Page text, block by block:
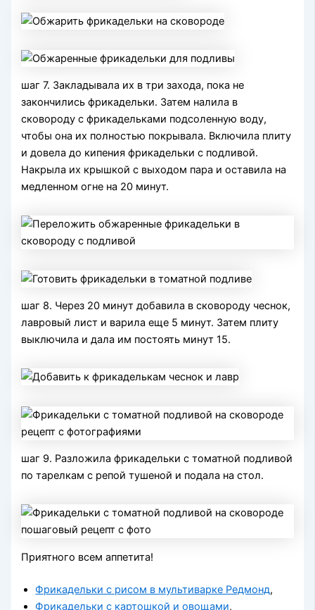
шаг 7. Закладывала их в три захода, пока не
закончились фрикадельки. Затем налила в
сковороду с фрикадельками подсоленную воду,
чтобы она их полностью покрывала. Включила плиту
и довела до кипения фрикадельки с подливой.
Накрыла их крышкой с выходом пара и оставила на
медленном огне на 20 минут.
шаг 8. Через 20 минут добавила в сковороду чеснок,
лавровый лист и варила еще 5 минут. Затем плиту
выключила и дала им постоять минут 15.
шаг 9. Разложила фрикадельки с томатной подливой
по тарелкам с репой тушеной и подала на стол.
Приятного всем аппетита!
Фрикадельки с рисом в мультиварке Редмонд,
Фрикадельки с картошкой и овощами,